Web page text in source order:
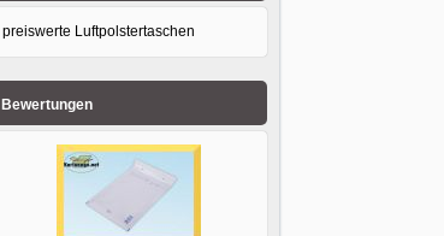
preiswerte Luftpolstertaschen
Bewertungen